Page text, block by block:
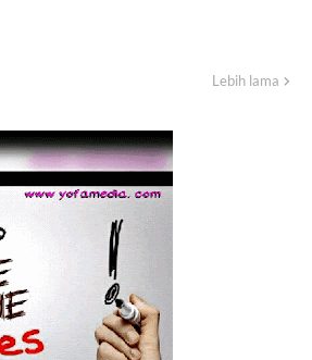
Lebih lama